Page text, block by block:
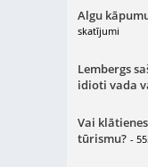
Algu
skatījumi
Lembergs
idioti vada
Vai
tūrismu? -